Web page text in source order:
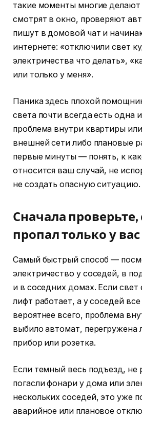
такие моменты многие
смотрят в окно, проверяют
пишут в домовой чат и
интернете: «отключили свет
электричества что делать»,
или только у меня».
Паника здесь плохой
света почти всегда есть одна
проблема внутри квартиры
внешней сети либо плановые
первые минуты — понять, к
относится ваш случай, не
не создать опасную ситуацию.
Сначала проверьте,
пропал только у
Самый быстрый способ —
электричество у соседей, в
и в соседних домах. Если свет
лифт работает, а у соседей
вероятнее всего, проблема
выбило автомат, перегружена
прибор или розетка.
Если темный весь подъезд, не
погасли фонари у дома или
нескольких соседей, это уже
аварийное или плановое